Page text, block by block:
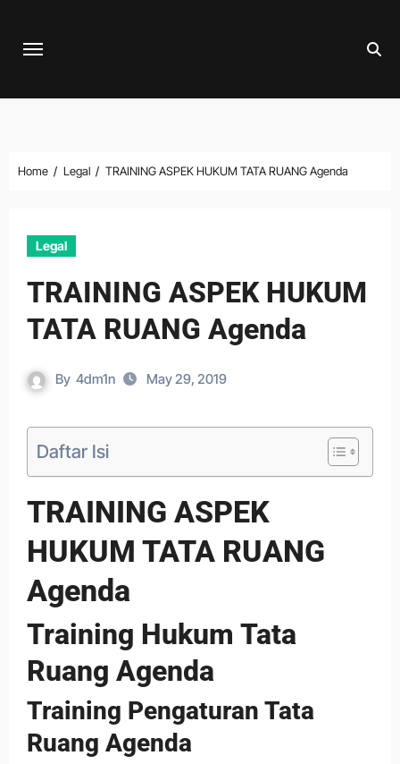
Home Legal TRAINING ASPEK HUKUM TATA RUANG Agenda
Legal
TRAINING ASPEK HUKUM
TATA RUANG Agenda
By 4dm1n May 29, 2019
Daftar Isi
TRAINING ASPEK
HUKUM TATA RUANG
Agenda
Training Hukum Tata
Ruang Agenda
Training Pengaturan Tata
Ruang Agenda